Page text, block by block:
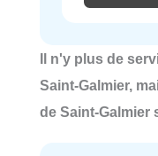
Il n'y plus de
Saint-Galmier,
de Saint-